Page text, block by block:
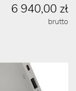
6 940,00 zł
brutto